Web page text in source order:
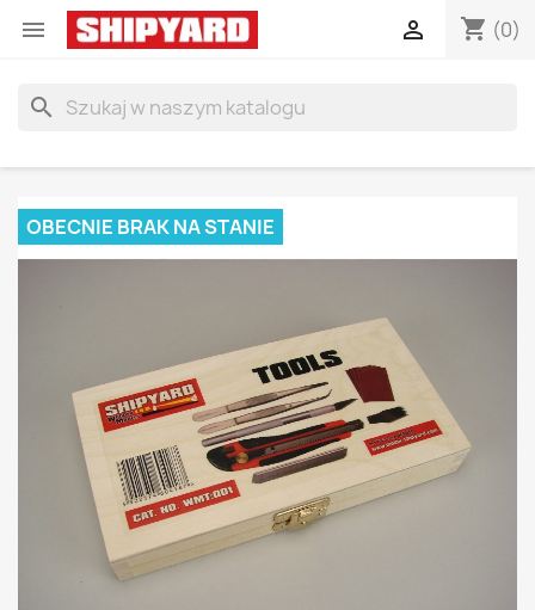
 shopping_cart (0)

search
OBECNIE BRAK NA STANIE